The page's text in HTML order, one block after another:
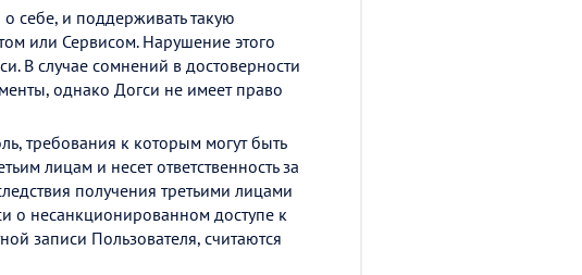
себе, и поддерживать такую
или Сервисом. Нарушение этого
В случае сомнений в достоверности
однако Догси не имеет право
требования к которым могут быть
лицам и несет ответственность за
получения третьими лицами
о несанкционированном доступе к
записи Пользователя, считаются